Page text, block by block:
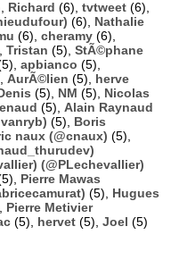
Richard (6), tvtweet (6),
(6), Nathalie
(6), cheramy (6),
Tristan (5), StÃ©phane
apbianco (5),
AurÃ©lien (5), herve
(5), NM (5), Nicolas
(5), Alain Raynaud
(5), Boris
naux (@cnaux) (5),
(@PLechevallier)
Pierre Mawas
(5), Hugues
Pierre Metivier
(5), hervet (5), Joel (5)